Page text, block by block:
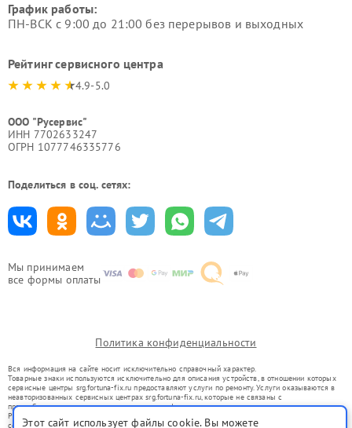
Мы принимаем
все формы оплаты
График работы:
ПН-ВСК с 9:00 до 21:00 без перерывов и выходных
Рейтинг сервисного центра
4.9-5.0
ООО "Русервис"
ИНН 7702633247
ОГРН 1077746335776
Поделиться в соц. сетях:
Политика конфиденциальности
Вся информация на сайте носит исключительно справочный характер.
Товарные знаки используются исключительно для описания устройств, в отношении которых
сервисные центры srg.fortuna-fix.ru предоставляют услуги по ремонту. Услуги оказываются в
неавторизованных сервисных центрах srg.fortuna-fix.ru, которые не связаны с
правообладателями товарных знаков или их официальными представителями.
Ремонт осуществляется для устройств, уже введенных в гражданский оборот в соответствии
со статьей 1487 ГК РФ.
Этот сайт использует файлы cookie. Вы можете